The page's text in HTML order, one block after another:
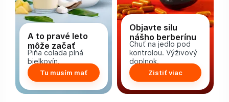
A to pravé leto
môže začať
Piňa colada plná
bielkovín.
Tu musím mať
Objavte silu
nášho berberínu
Chuť na jedlo pod
kontrolou. Výživový
doplnok.
Zistiť viac